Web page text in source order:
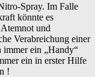
Spray. Im Falle
könnte es
und
Verabreichung einer
ein „Handy“
ein in erster Hilfe
!